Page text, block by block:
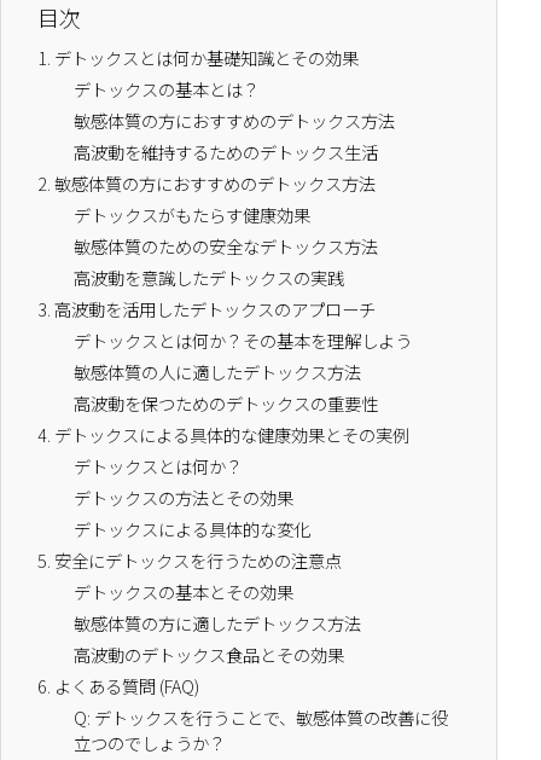
目次
1. デトックスとは何か基礎知識とその効果
デトックスの基本とは？
敏感体質の方におすすめのデトックス方法
高波動を維持するためのデトックス生活
2.敏感体質の方におすすめのデトックス方法
デトックスがもたらす健康効果
敏感体質のための安全なデトックス方法
高波動を意識したデトックスの実践
3.高波動を活用したデトックスのアプローチ
デトックスとは何か？その基本を理解しよう
敏感体質の人に適したデトックス方法
高波動を保つためのデトックスの重要性
4. デトックスによる具体的な健康効果とその実例
デトックスとは何か？
デトックスの方法とその効果
デトックスによる具体的な変化
5. 安全にデトックスを行うための注意点
デトックスの基本とその効果
敏感体質の方に適したデトックス方法
高波動のデトックス食品とその効果
6. よくある質問 (FAQ)
Q: デトックスを行うことで、敏感体質の改善に役
立つのでしょうか？